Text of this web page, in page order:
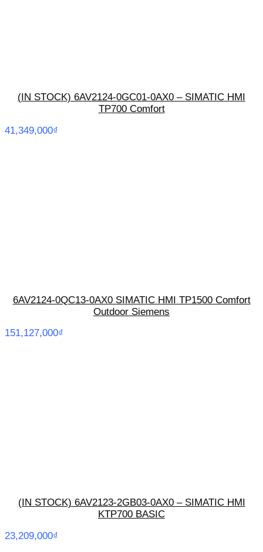
(IN STOCK) 6AV2124-0GC01-0AX0 – SIMATIC HMI
TP700 Comfort
41,349,000₫
6AV2124-0QC13-0AX0 SIMATIC HMI TP1500 Comfort
Outdoor Siemens
151,127,000₫
(IN STOCK) 6AV2123-2GB03-0AX0 – SIMATIC HMI
KTP700 BASIC
23,209,000₫